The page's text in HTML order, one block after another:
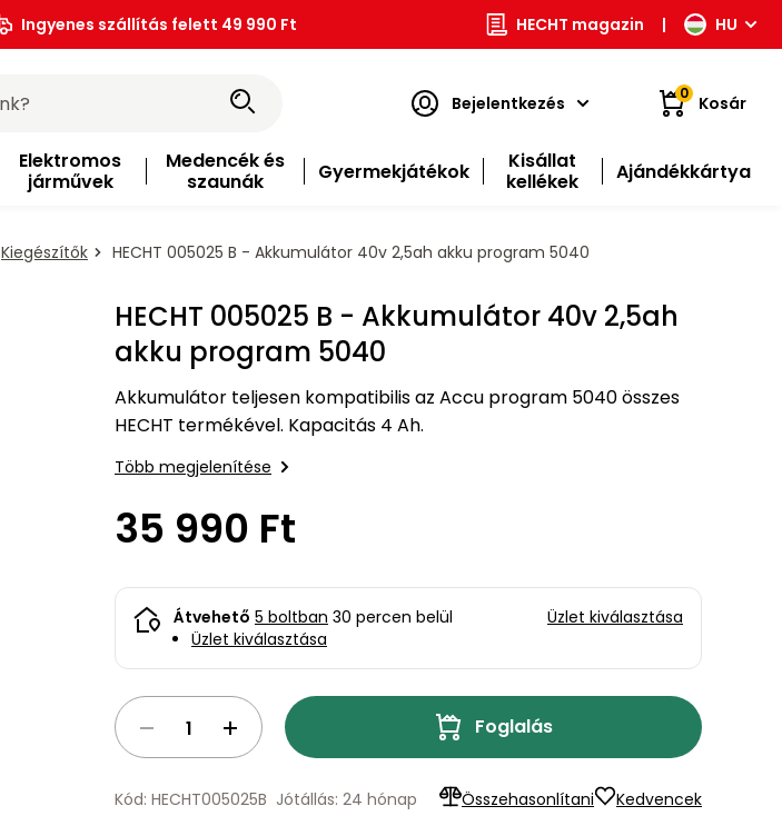
Ingyenes szállítás felett 49 990 Ft HECHT magazin | HU
Bejelentkezés 0 Kosár
Elektromos
járművek
Medencék és
szaunák
Gyermekjátékok
Kisállat
kellékek
Ajándékkártya
Kiegészítők HECHT 005025 B - Akkumulátor 40v 2,5ah akku program 5040
HECHT 005025 B - Akkumulátor 40v 2,5ah
akku program 5040
Akkumulátor teljesen kompatibilis az Accu program 5040 összes
HECHT termékével. Kapacitás 4 Ah.
Több megjelenítése
35 990 Ft
Átvehető 5 boltban 30 percen belül
Üzlet kiválasztása
Üzlet kiválasztása
Foglalás
Összehasonlítani Kedvencek
Kód: HECHT005025B Jótállás: 24 hónap